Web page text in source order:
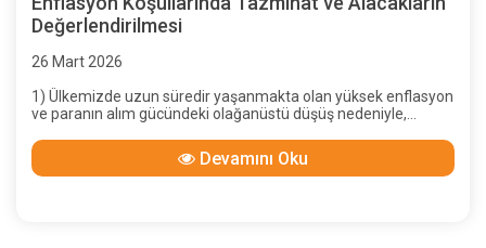
Değerlendirilmesi
26 Mart 2026
1) Ülkemizde uzun süredir yaşanmakta olan yüksek enflasyon
ve paranın alım gücündeki olağanüstü düşüş nedeniyle,
alacaktaki değer kaybının giderilmesi gerektiği Anayasa
Mahkemesi kararlaıyla kabul edilmiş, enflasyon ve paranın
Devamını Oku